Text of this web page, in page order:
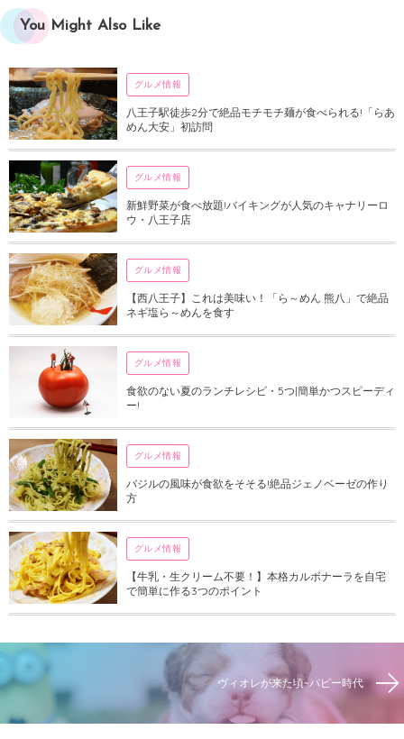
You Might Also Like
グルメ情報
八王子駅徒歩2分で絶品モチモチ麺が食べられる!「らあ
めん大安」初訪問
グルメ情報
新鮮野菜が食べ放題!バイキングが人気のキャナリーロ
ウ・八王子店
グルメ情報
【西八王子】これは美味い！「ら～めん 熊八」で絶品
ネギ塩ら～めんを食す
グルメ情報
食欲のない夏のランチレシピ・5つ|簡単かつスピーディ
ー!
グルメ情報
バジルの風味が食欲をそそる!絶品ジェノベーゼの作り
方
グルメ情報
【牛乳・生クリーム不要！】本格カルボナーラを自宅
で簡単に作る3つのポイント
ヴィオレが来た頃~パピー時代